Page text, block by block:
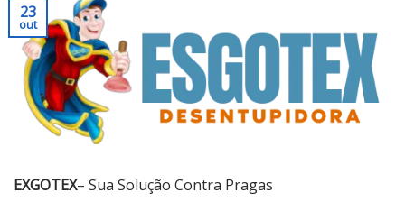
23
out
EXGOTEX– Sua Solução Contra Pragas